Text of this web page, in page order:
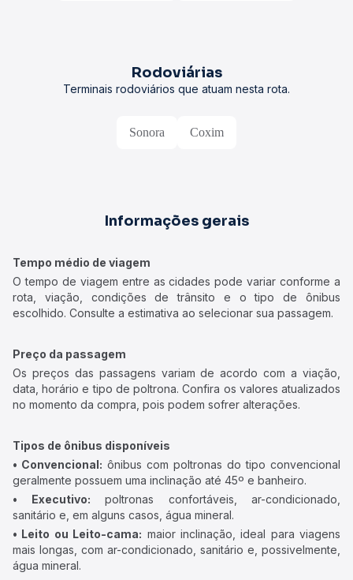
Rodoviárias
Terminais rodoviários que atuam nesta rota.
Sonora Coxim
Informações gerais
Tempo médio de viagem
O tempo de viagem entre as cidades pode variar conforme a
rota, viação, condições de trânsito e o tipo de ônibus
escolhido. Consulte a estimativa ao selecionar sua passagem.
Preço da passagem
Os preços das passagens variam de acordo com a viação,
data, horário e tipo de poltrona. Confira os valores atualizados
no momento da compra, pois podem sofrer alterações.
Tipos de ônibus disponíveis
• Convencional: ônibus com poltronas do tipo convencional
geralmente possuem uma inclinação até 45º e banheiro.
• Executivo: poltronas confortáveis, ar-condicionado,
sanitário e, em alguns casos, água mineral.
• Leito ou Leito-cama: maior inclinação, ideal para viagens
mais longas, com ar-condicionado, sanitário e, possivelmente,
água mineral.